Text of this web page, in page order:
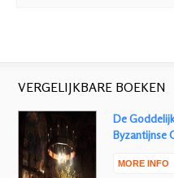
VERGELIJKBARE BOEKEN
De
Byzantijnse
MORE INFO